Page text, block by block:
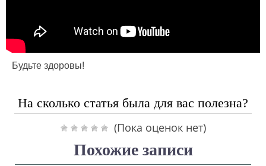
Будьте здоровы!
На сколько статья была для вас полезна?
(Пока оценок нет)
Похожие записи